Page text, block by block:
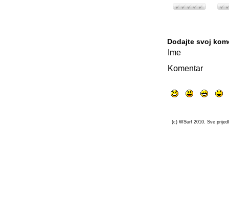
Dodajte svoj
Ime
Komentar
(c) WSurf 2010. Sve